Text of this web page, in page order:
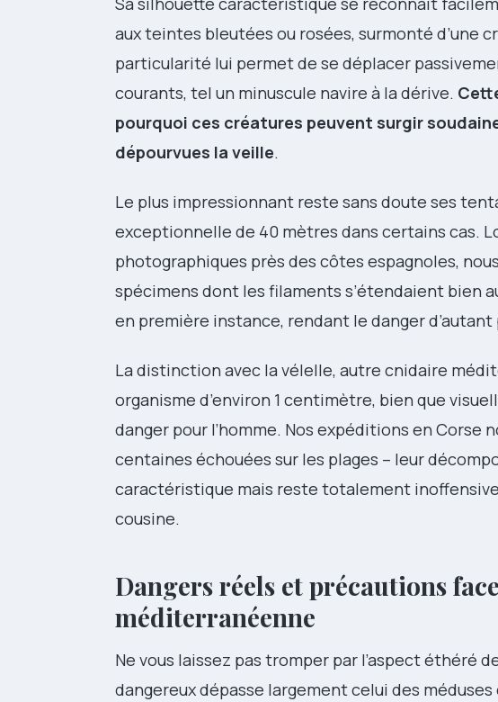
aux teintes bleutées ou rosées, surmonté d’une
particularité lui permet de se déplacer
courants, tel un minuscule navire à la dérive.
pourquoi ces créatures peuvent surgir
dépourvues la veille.
Le plus impressionnant reste sans doute ses
exceptionnelle de 40 mètres dans certains cas.
photographiques près des côtes espagnoles,
spécimens dont les filaments s’étendaient bien
en première instance, rendant le danger
La distinction avec la vélelle, autre cnidaire
organisme d’environ 1 centimètre, bien que
danger pour l’homme. Nos expéditions en Corse
centaines échouées sur les plages – leur
caractéristique mais reste totalement
cousine.
Dangers réels et précautions
méditerranéenne
Ne vous laissez pas tromper par l’aspect éthéré
dangereux dépasse largement celui des méduses